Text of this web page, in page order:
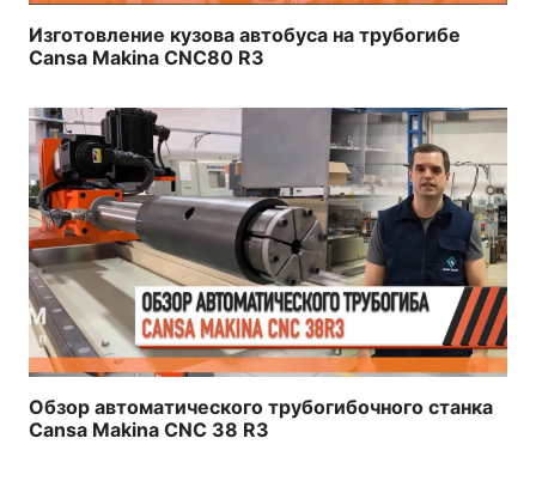
Изготовление кузова автобуса на трубогибе
Cansa Makina CNC80 R3
Обзор автоматического трубогибочного станка
Cansa Makina CNC 38 R3